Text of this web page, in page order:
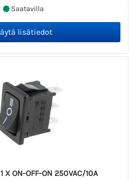
Saatavilla
KEINUKYTKIN NRO:2 1 X ON-OFF-ON 250VAC/10A